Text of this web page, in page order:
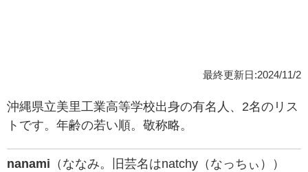
最終更新日:2024/11/2
沖縄県立美里工業高等学校出身の有名人、2名のリス
トです。年齢の若い順。敬称略。
nanami （ななみ。旧芸名はnatchy（なっちぃ））